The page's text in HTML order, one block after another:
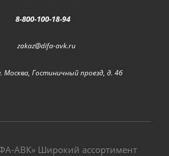
8-800-100-18-94
zakaz@difa-avk.ru
Москва, Гостиничный проезд, д. 4б
АВК» Широкий ассортимент